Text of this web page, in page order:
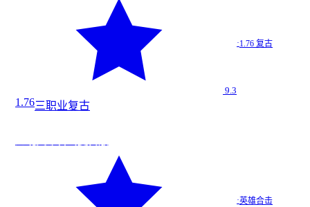
9.3
·1.76 复古
1.76三职业复古
龙魂英雄… ·英雄合击